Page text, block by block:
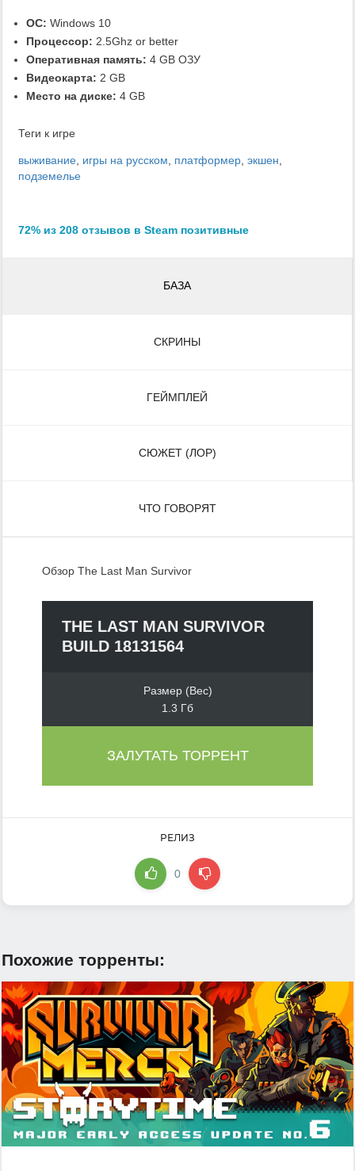
ОС: Windows 10
Процессор: 2.5Ghz or better
Оперативная память: 4 GB ОЗУ
Видеокарта: 2 GB
Место на диске: 4 GB
Теги к игре
выживание игры на русском платформер экшен
подземелье
72% из 208 отзывов в Steam позитивные
БАЗА
СКРИНЫ
ГЕЙМПЛЕЙ
СЮЖЕТ (ЛОР)
ЧТО ГОВОРЯТ
Обзор The Last Man Survivor
THE LAST MAN SURVIVOR
BUILD 18131564
Размер (Вес)
1.3 Гб
ЗАЛУТАТЬ ТОРРЕНТ
РЕЛИЗ
0
Похожие торренты: